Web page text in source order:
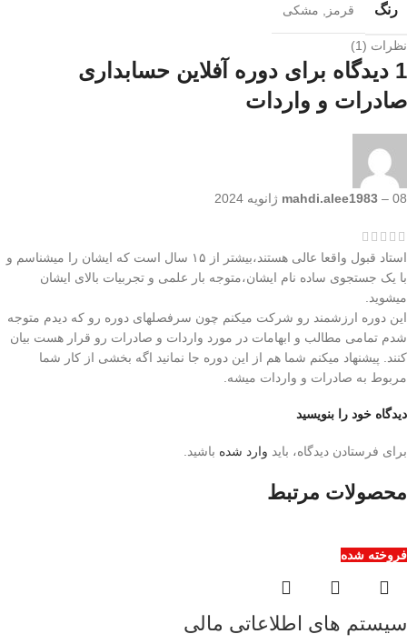
رنگ قرمز مشکی
نظرات (1)
1 دیدگاه برای
دوره آفلاین حسابداری
صادرات و واردات
mahdi.alee1983 – 08 ژانویه 2024
استاد قبول واقعا عالی هستند،بیشتر از ۱۵ سال است که ایشان را میشناسم و
با یک جستجوی ساده نام ایشان،متوجه بار علمی و تجربیات بالای ایشان
میشوید.
این دوره ارزشمند رو شرکت میکنم چون سرفصلهای دوره رو که دیدم متوجه
شدم تمامی مطالب و ابهامات در مورد واردات و صادرات رو قرار هست بیان
کنند. پیشنهاد میکنم شما هم از این دوره جا نمانید اگه بخشی از کار شما
مربوط به صادرات و واردات میشه.
دیدگاه خود را بنویسید
برای فرستادن دیدگاه، باید وارد شده باشید.
محصولات مرتبط
فروخته شده
سیستم های اطلاعاتی مالی